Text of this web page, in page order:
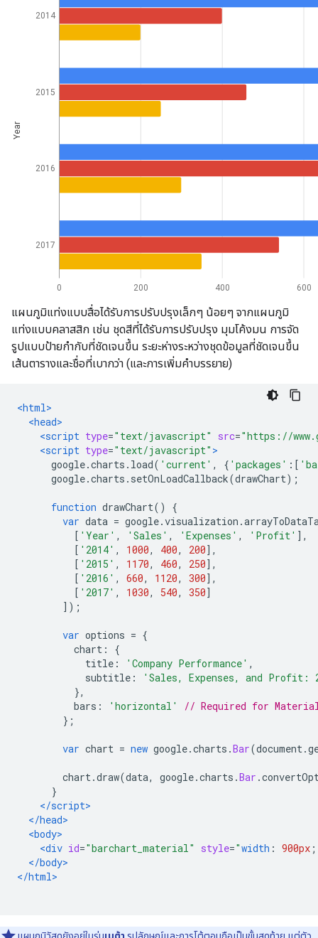
แผนภูมิแท่งแบบสื่อได้รับการปรับปรุงเล็กๆ น้อยๆ จากแผนภูมิ
แท่งแบบคลาสสิก เช่น ชุดสีที่ได้รับการปรับปรุง มุมโค้งมน การจัด
รูปแบบป้ายกำกับที่ชัดเจนขึ้น ระยะห่างระหว่างชุดข้อมูลที่ชัดเจนขึ้น
เส้นตารางและชื่อที่เบากว่า (และการเพิ่มคำบรรยาย)
<html>
<head>
<script type="text/javascript" src="https://
<script type="text/javascript" >
google.charts . load( 'current' , { 'packages' :[
google.charts . setOnLoadCallback(drawChart);
function drawChart()
{
var data = google.visualization .
[ 'Year' , 'Sales' , 'Expenses' , 'Profit' ],
[ '2014' , 1000, 400, 200],
[ '2015' , 1170, 460, 250],
[ '2016' , 660, 1120, 300],
[ '2017' , 1030, 540, 350]
]);
var options = {
chart :
{
title : 'Company Performance' ,
subtitle :
'Sales, Expenses, and Profit:
},
bars : 'horizontal'
// Required for
};
var chart = new google.charts .Bar(document.
chart.draw(data, google.charts .Bar .
}
</script>
</head>
<body>
<div id="barchart_material" style="width : 900px ;
</body>
</html>